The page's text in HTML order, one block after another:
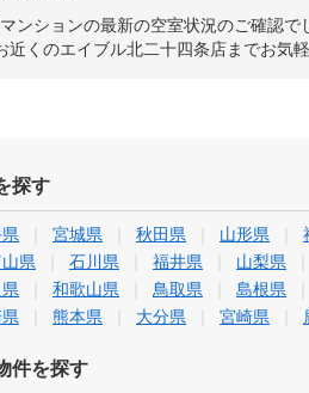
ンションの最新の空室状況のご確認
くのエイブル北二十四条店までお気
探す
宮城県 秋田県 山形県
県 石川県 福井県 山梨県
和歌山県 鳥取県 島根県
熊本県 大分県 宮崎県
件を探す